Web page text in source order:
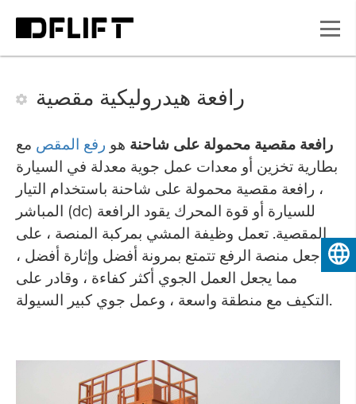
رافعة هيدروليكية مقصية
رافعة مقصية محمولة على شاحنة هو رفع المقص مع
بطارية تخزين أو معدات عمل جوية معدلة في السيارة
، رافعة مقصية محمولة على شاحنة باستخدام التيار
المباشر (dc) للسيارة أو قوة المحرك يقود الرافعة
المقصية. تعمل وظيفة المشي بمركبة المنصة ، على
جعل منصة الرفع تتمتع بمرونة أفضل وإثارة أفضل ،
مما يجعل العمل الجوي أكثر كفاءة ، وقادر على
التكيف مع منطقة واسعة ، وعمل جوي كبير السيولة.
العربية